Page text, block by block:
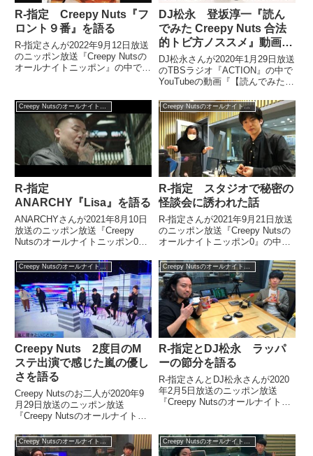
R-指定 Creepy Nuts『フ
ロント９番』を語る
R-指定さんが2022年9月12日放送
のニッポン放送『Creepy Nutsの
オールナイトニッポン』の中で
DJ松永 登坂淳一『読ん
でみた Creepy Nuts 合法
的トビ方ノススメ』動画を
語る
DJ松永さんが2020年1月29日放送
のTBSラジオ『ACTION』の中で
YouTubeの動画『【読んでみた】
メ【元NHKアナウンサー 登坂淳
一の活字三昧】【カバー】』を紹
介していました。（DJ松永...
Creepy Nutsのオールナイトニッポン0
R-指定
ANARCHY『Lisa』を語る
ANARCHYさんが2021年8月10日
放送のニッポン放送『Creepy
Nutsのオールナイトニッポン0』
していました。
Creepy Nutsのオールナイトニッポン0
R-指定 スタジオで秘密の
怪談会に誘われた話
R-指定さんが2021年9月21日放送
のニッポン放送『Creepy Nutsの
オールナイトニッポン0』の中で
オで秘密の怪談会に誘われた話を
していました。
Creepy Nutsのオールナイトニッポン0
Creepy Nuts 2度目のM
ステ出演で感じた嵐の優し
さを語る
Creepy Nutsのお二人が2020年9
月29日放送のニッポン放送
『Creepy Nutsのオールナイトニ
トークの中で2度目のミュージッ
クステーション出演を振り返り。
Creepy Nutsのオールナイトニッポン0
R-指定とDJ松永 ラッパ
ーの節分を語る
R-指定さんとDJ松永さんが2020
年2月5日放送のニッポン放送
『Creepy Nutsのオールナイトニ
していました。今夜も、深夜3時
から『Creepy Nutsのオールナイ